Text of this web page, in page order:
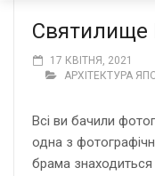
Святилище
17 КВІТНЯ, 2021
АРХІТЕКТУРА
Всі ви бачили
одна з
брама знаходиться